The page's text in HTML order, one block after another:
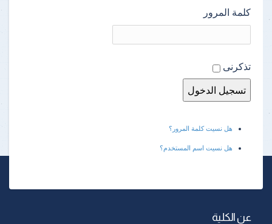
كلمة المرور
تذكرنى
هل نسيت كلمة المرور؟
هل نسيت اسم المستخدم؟
عن الكلية